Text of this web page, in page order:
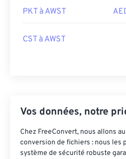
PKT à AWST
CST à AWST
Vos données, notre
Chez FreeConvert, nous allons
conversion de fichiers : nous les
système de sécurité robuste